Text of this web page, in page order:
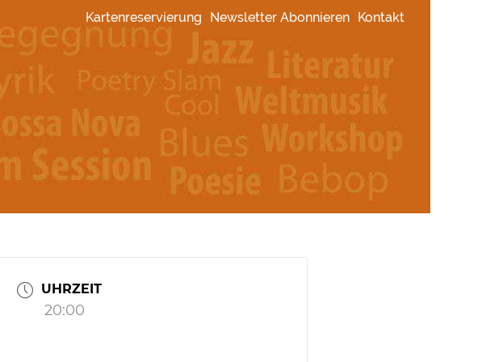
Kartenreservierung Newsletter Abonnieren Kontakt
UHRZEIT
20:00